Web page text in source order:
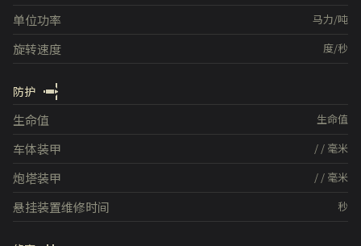
马力/吨
单位功率
度/秒
旋转速度
防护
生命值
生命值
/ / 毫米
车体装甲
/ / 毫米
炮塔装甲
秒
悬挂装置维修时间